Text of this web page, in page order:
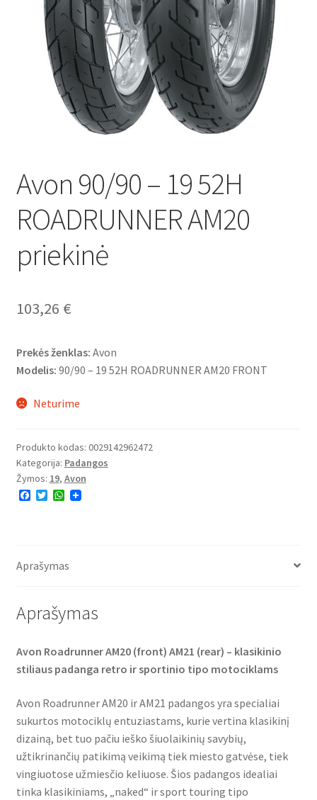
Avon 90/90 – 19 52H
ROADRUNNER AM20
priekinė
103,26 €
Prekės ženklas: Avon
Modelis: 90/90 – 19 52H ROADRUNNER AM20 FRONT
Neturime
Produkto kodas: 0029142962472
Kategorija: Padangos
Žymos: 19, Avon
F
o
T
r
W
p
Aprašymas
Aprašymas
Avon Roadrunner AM20 (front) AM21 (rear) – klasikinio
stiliaus padanga retro ir sportinio tipo motociklams
Avon Roadrunner AM20 ir AM21 padangos yra specialiai
sukurtos motociklų entuziastams, kurie vertina klasikinį
dizainą, bet tuo pačiu ieško šiuolaikinių savybių,
užtikrinančių patikimą veikimą tiek miesto gatvėse, tiek
vingiuotose užmiesčio keliuose. Šios padangos idealiai
tinka klasikiniams, „naked“ ir sport touring tipo